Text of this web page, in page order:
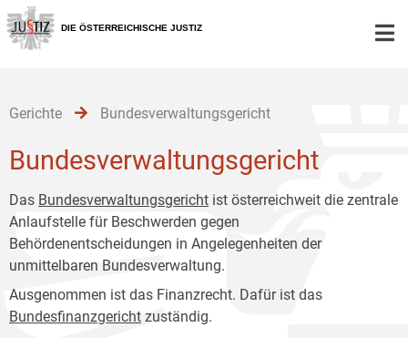
Zur
Hauptnavigation
[1]
Zum
Inhalt
[2]
Zum
Untermenü
[3]
DIE ÖSTERREICHISCHE JUSTIZ
Gerichte Bundesverwaltungsgericht
Bundesverwaltungsgericht
Das Bundesverwaltungsgericht ist österreichweit die zentrale
Anlaufstelle für Beschwerden gegen
Behördenentscheidungen in Angelegenheiten der
unmittelbaren Bundesverwaltung.
Ausgenommen ist das Finanzrecht. Dafür ist das
Bundesfinanzgericht zuständig.